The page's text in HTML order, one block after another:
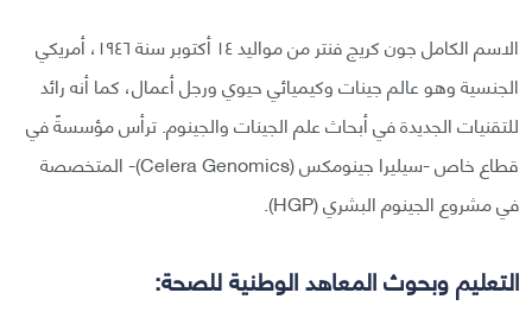
الاسم الكامل جون كريج فنتر من مواليد ١٤ أكتوبر سنة ١٩٤٦، أمريكي
الجنسية وهو عالم جينات وكيميائي حيوي ورجل أعمال، كما أنه رائد
للتقنيات الجديدة في أبحاث علم الجينات والجينوم. ترأس مؤسسةً في
قطاع خاص -سيليرا جينومكس (Celera Genomics)- المتخصصة
في مشروع الجينوم البشري (HGP).
التعليم وبحوث المعاهد الوطنية للصحة: